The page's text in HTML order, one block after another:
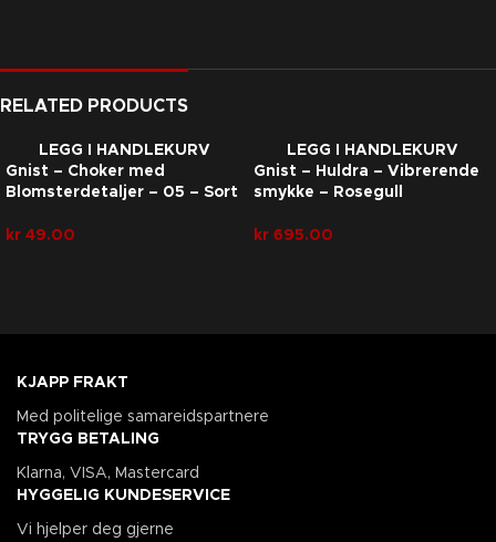
RELATED PRODUCTS
LEGG I HANDLEKURV
Gnist – Choker med
Blomsterdetaljer – 05 – Sort
kr 49.00
LEGG I HANDLEKURV
Gnist – Huldra – Vibrerende
smykke – Rosegull
kr 695.00
KJAPP FRAKT
Med politelige samareidspartnere
TRYGG BETALING
Klarna, VISA, Mastercard
HYGGELIG KUNDESERVICE
Vi hjelper deg gjerne